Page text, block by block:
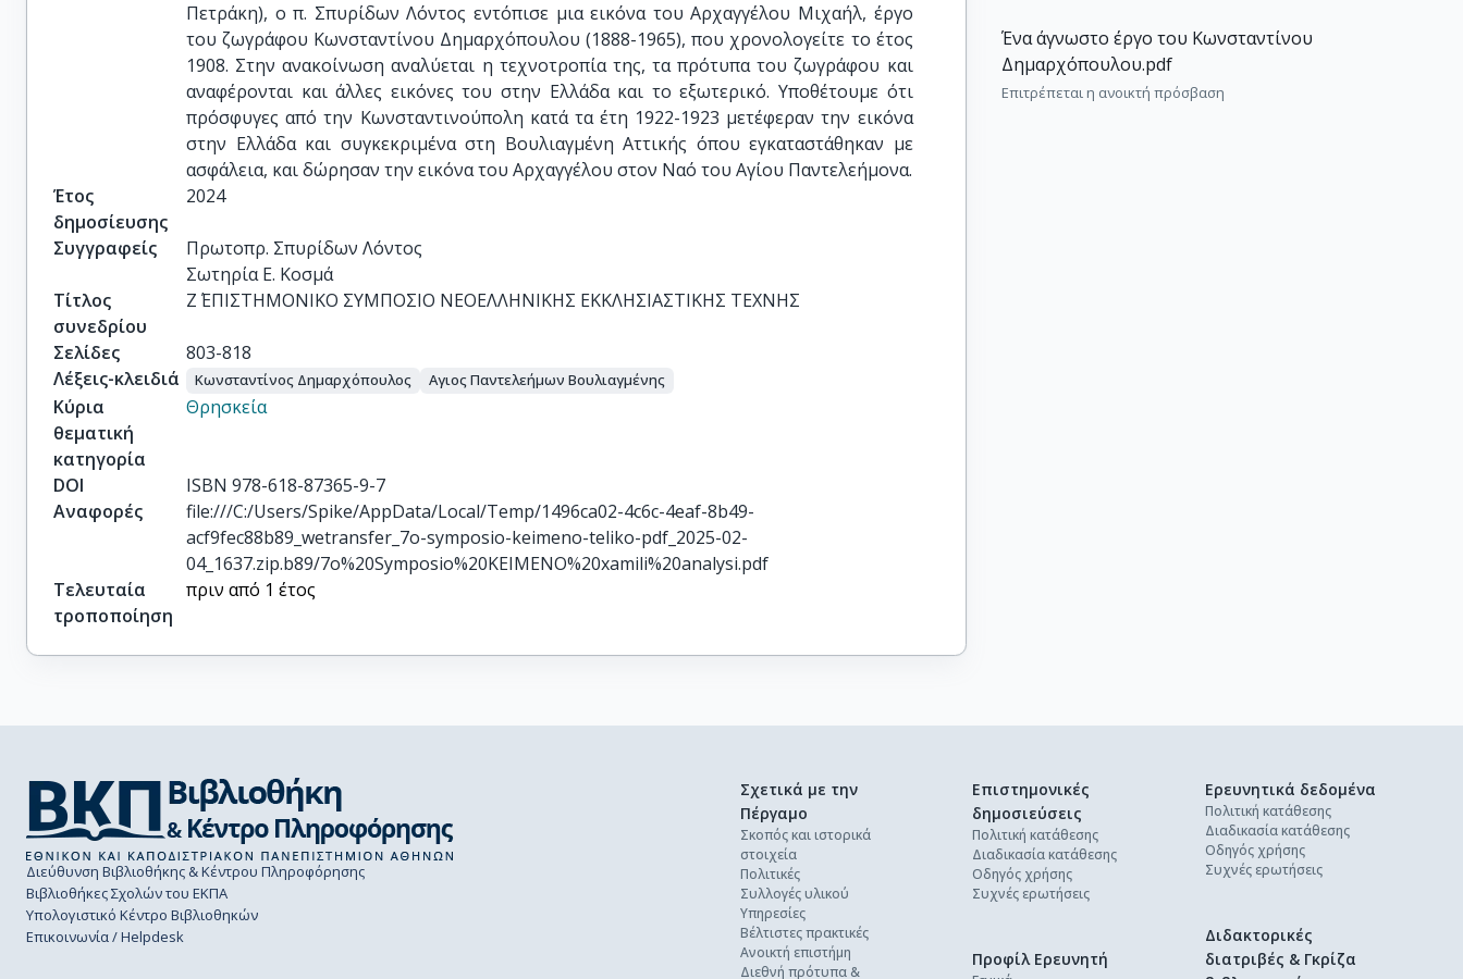
Πετράκη), ο π. Σπυρίδων Λόντος εντόπισε μια εικόνα του Αρχαγγέλου Μιχαήλ, έργο
του ζωγράφου Κωνσταντίνου Δημαρχόπουλου (1888-1965), που χρονολογείτε το έτος
1908. Στην ανακοίνωση αναλύεται η τεχνοτροπία της, τα πρότυπα του ζωγράφου και
αναφέρονται και άλλες εικόνες του στην Ελλάδα και το εξωτερικό. Υποθέτουμε ότι
πρόσφυγες από την Κωνσταντινούπολη κατά τα έτη 1922-1923 μετέφεραν την εικόνα
στην Ελλάδα και συγκεκριμένα στη Βουλιαγμένη Αττικής όπου εγκαταστάθηκαν με
ασφάλεια, και δώρησαν την εικόνα του Αρχαγγέλου στον Ναό του Αγίου Παντελεήμονα.
Έτος
δημοσίευσης
2024
Συγγραφείς
Πρωτοπρ. Σπυρίδων Λόντος
Σωτηρία Ε. Κοσμά
Τίτλος
συνεδρίου
Ζ΄ ΕΠΙΣΤΗΜΟΝΙΚΟ ΣΥΜΠΟΣΙΟ ΝΕΟΕΛΛΗΝΙΚΗΣ ΕΚΚΛΗΣΙΑΣΤΙΚΗΣ ΤΕΧΝΗΣ
Σελίδες
803-818
Λέξεις-κλειδιά
Κωνσταντίνος Δημαρχόπουλος Αγιος Παντελεήμων Βουλιαγμένης
Κύρια
θεματική
κατηγορία
Θρησκεία
DOI
ISBN 978-618-87365-9-7
Αναφορές
file:///C:/Users/Spike/AppData/Local/Temp/1496ca02-4c6c-4eaf-8b49-
acf9fec88b89_wetransfer_7o-symposio-keimeno-teliko-pdf_2025-02-
04_1637.zip.b89/7o%20Symposio%20KEIMENO%20xamili%20analysi.pdf
Τελευταία
τροποποίηση
πριν από 1 έτος
Ένα άγνωστο έργο του Κωνσταντίνου
Δημαρχόπουλου.pdf
Επιτρέπεται η ανοικτή πρόσβαση
Διεύθυνση Βιβλιοθήκης & Κέντρου Πληροφόρησης
Βιβλιοθήκες Σχολών του ΕΚΠΑ
Υπολογιστικό Κέντρο Βιβλιοθηκών
Επικοινωνία / Helpdesk
Σχετικά με την
Πέργαμο
Σκοπός και ιστορικά
στοιχεία
Πολιτικές
Συλλογές υλικού
Υπηρεσίες
Βέλτιστες πρακτικές
Ανοικτή επιστήμη
Διεθνή πρότυπα &
Επιστημονικές
δημοσιεύσεις
Πολιτική κατάθεσης
Διαδικασία κατάθεσης
Οδηγός χρήσης
Συχνές ερωτήσεις
Ερευνητικά δεδομένα
Πολιτική κατάθεσης
Διαδικασία κατάθεσης
Οδηγός χρήσης
Συχνές ερωτήσεις
Διδακτορικές
διατριβές & Γκρίζα
Προφίλ Ερευνητή